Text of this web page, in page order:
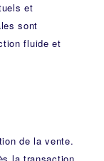
et
sont
fluide et
de la vente.